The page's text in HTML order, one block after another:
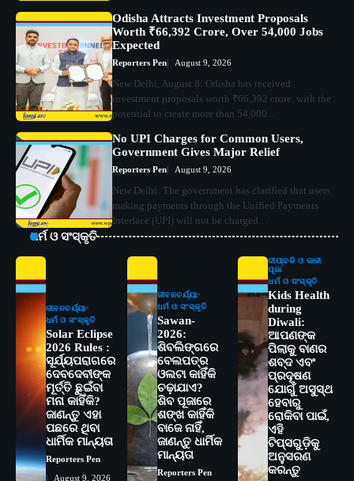
Odisha Attracts Investment Proposals
Worth ₹66,392 Crore, Over 54,000 Jobs
Expected
Reporters Pen August 9, 2026
New Delhi, August 8: Odisha has received
investment proposals worth ₹66,392 crore, with the
potential to create more than 54,000…
No UPI Charges for Common Users,
Government Gives Major Relief
Reporters Pen August 9, 2026
New Delhi: The government has clarified that users
making payments through the Unified Payments
Interface (UPI) will not be charged…
ଧର୍ମ ଓ ସଂସ୍କୃତି
ଜୀବନଚର୍ଯ୍ୟା
ଧର୍ମ ଓ ସଂସ୍କୃତି
Solar Eclipse
2026 Rules :
ସୂର୍ଯ୍ୟପରାଗରେ
ଦେବଦେବୀଙ୍କ
ମୂର୍ତ୍ତି ଛୁଇଁବା
ମନା କାହିଁକି?
ଜାଣନ୍ତୁ ଏହା
ପଛରେ ଥିବା
ଧାର୍ମିକ ମାନ୍ୟତା
Reporters Pen
August 9, 2026
ଜୀବନଚର୍ଯ୍ୟା
ଧର୍ମ ଓ ସଂସ୍କୃତି
Sawan-
2026:
ଶିବଲିଙ୍ଗରେ
ବେଲପତ୍ର
ଓଲଟା କାହିଁକି
ଚଢ଼ାଯାଏ?
ଶିବ ପୂଜାରେ
ଶଙ୍ଖ କାହିଁକି
ବାଜେ ନାହିଁ,
ଜାଣନ୍ତୁ ଧାର୍ମିକ
ମାନ୍ୟତା
Reporters Pen
ଦୀପାବଳି ଓ କାଳୀ
ପୂଜା
ଧର୍ମ ଓ ସଂସ୍କୃତି
Kids Health
during
Diwali:
ଆପଣଙ୍କ
ପିଲାକୁ ବାଣର
ଶବ୍ଦ ଏବଂ
ପ୍ରଦୂଷଣ
ଯୋଗୁଁ ଅସୁସ୍ଥ
ହେବାରୁ
ରୋକିବା ପାଇଁ,
ଏହି
ଟିପ୍ସଗୁଡ଼ିକୁ
ଅନୁସରଣ
କରନ୍ତୁ
ସୋଆର ୨୦ତମ ପ୍ରତିଷ୍ଠା ଦିବସରେ
ବିଶ୍ୱବିଦ୍ୟାଳୟର ସଫଳତା, ଉତ୍କର୍ଷତା ଓ
ଅଗ୍ରଗତିର ସ୍ମୃତିଚାରଣ
Reporters Pen